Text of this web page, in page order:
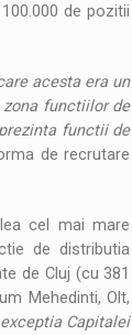
de pozitii
acesta era un
functiilor de
functii de
de recrutare
cel mai mare
de distributia
de Cluj (cu 381
Mehedinti, Olt,
Capitalei